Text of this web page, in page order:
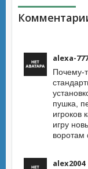
alexa-
Почему-
пушка,
игроков
игру
воротам
alex2004